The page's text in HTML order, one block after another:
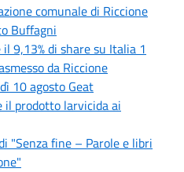
comunale di Riccione
Buffagni
9,13% di share su Italia 1
da Riccione
10 agosto Geat
prodotto larvicida ai
"Senza fine – Parole e libri